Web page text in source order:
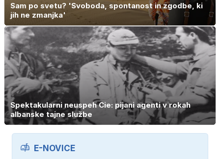
Sam po svetu? 'Svoboda, spontanost in zgodbe, ki
jih ne zmanjka'
Spektakularni neuspeh Cie: pijani agenti v rokah
albanske tajne službe
E-NOVICE